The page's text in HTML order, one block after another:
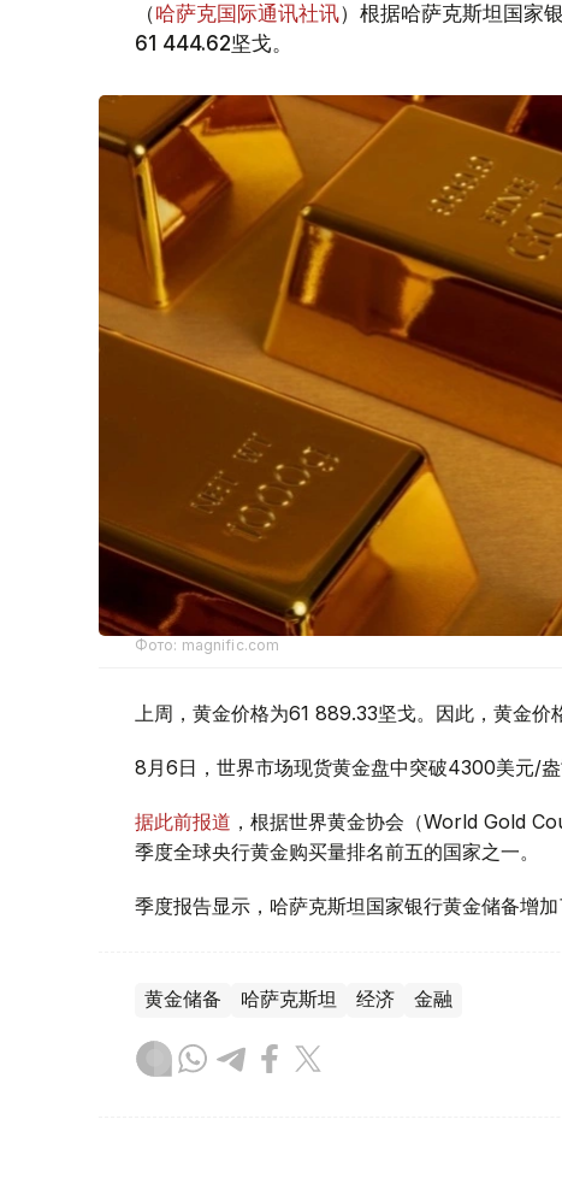
（哈萨克国际通讯社讯）根据哈萨克斯坦国家
61 444.62坚戈。
Фото: magnific.com
上周，黄金价格为61 889.33坚戈。因此，黄金价
8月6日，世界市场现货黄金盘中突破4300美元/盎
据此前报道 ，根据世界黄金协会（World Gold
季度全球央行黄金购买量排名前五的国家之一。
季度报告显示，哈萨克斯坦国家银行黄金储备增加
黄金储备 哈萨克斯坦 经济 金融